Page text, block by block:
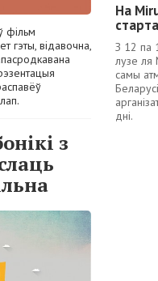
фільм
гэты, відавочна,
з
На
З 12 па
лузе ля
самы
дні.